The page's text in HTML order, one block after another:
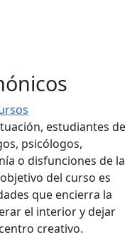
estudiantes de
psicólogos,
o disfunciones de la
del curso es
que encierra la
el interior y dejar
creativo.